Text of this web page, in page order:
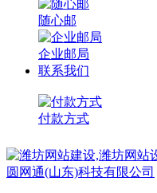
随心邮
企业邮局
联系我们
付款方式